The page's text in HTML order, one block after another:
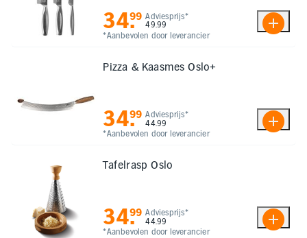
Adviesprijs*
49.99
*Aanbevolen door leverancier
34.
99
Pizza & Kaasmes Oslo+
Adviesprijs*
44.99
*Aanbevolen door leverancier
34.
99
Tafelrasp Oslo
Adviesprijs*
44.99
*Aanbevolen door leverancier
34.
99